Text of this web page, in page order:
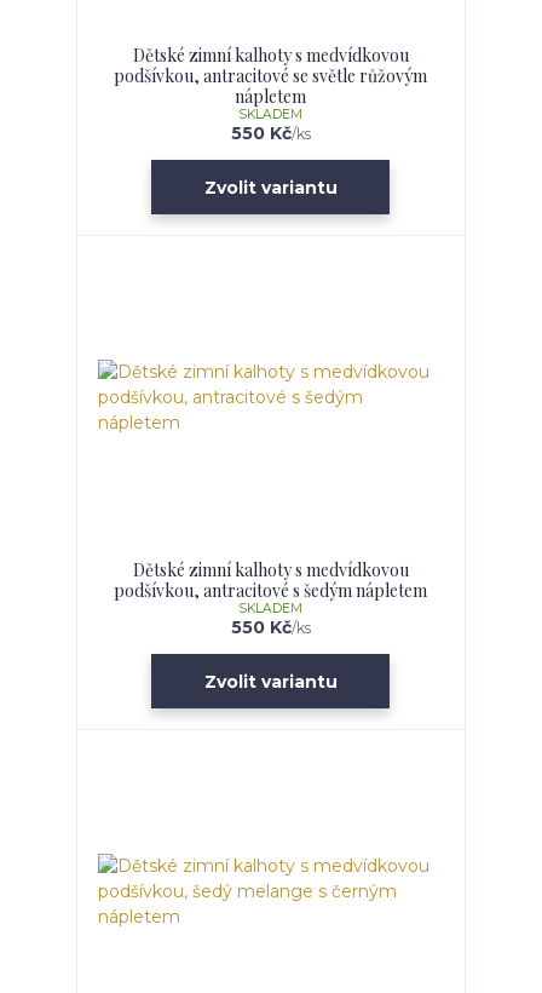
Dětské zimní kalhoty s medvídkovou
podšívkou, antracitové se světle růžovým
nápletem
550 Kč/ks
SKLADEM
Zvolit variantu
Dětské zimní kalhoty s medvídkovou
podšívkou, antracitové s šedým nápletem
550 Kč/ks
SKLADEM
Zvolit variantu